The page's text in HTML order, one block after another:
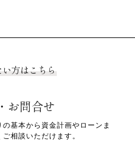
方はこちら
お問合せ
の基本から資金計画やローンま
相談いただけます。